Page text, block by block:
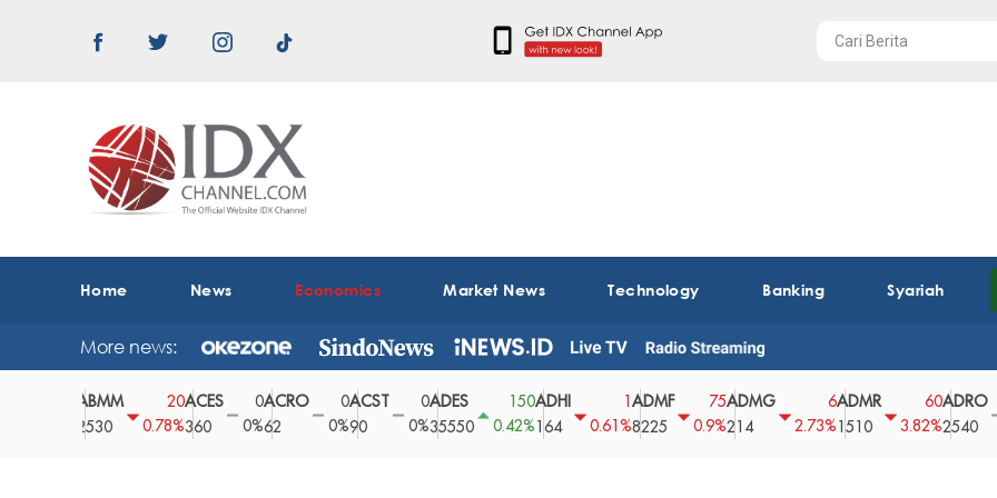
Home News Economics Market News Technology Banking Syariah
More news:
20
0.78%
ACES
360
0
0%
ACRO
0ACST
0
0%
ADES
35550
150
0.42%
ADHI
164
0.61%
ADMF
8225
75
0.9%
ADMG
214
2.73%
ADMR
1510
60
3.82%
ADRO
2540
0
0%